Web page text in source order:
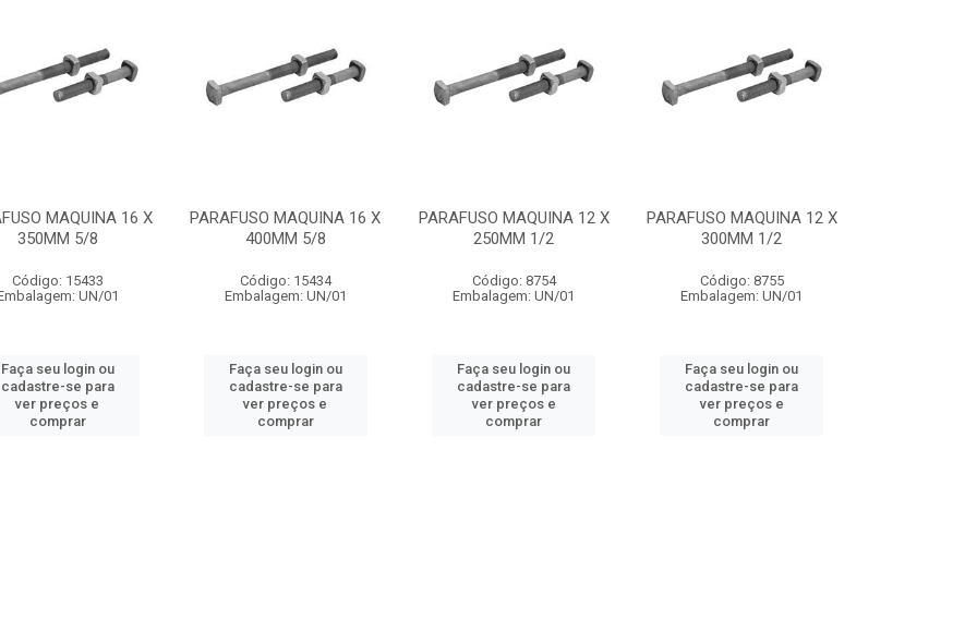
MAQUINA 16 X
350MM 5/8
Código: 15433
UN/01
Faça seu login ou
cadastre-se para
ver preços e
comprar
PARAFUSO MAQUINA 16 X
400MM 5/8
Código: 15434
Embalagem: UN/01
Faça seu login ou
cadastre-se para
ver preços e
comprar
PARAFUSO MAQUINA 12 X
250MM 1/2
Código: 8754
Embalagem: UN/01
Faça seu login ou
cadastre-se para
ver preços e
comprar
PARAFUSO MAQUINA 12 X
300MM 1/2
Código: 8755
Embalagem: UN/01
Faça seu login ou
cadastre-se para
ver preços e
comprar